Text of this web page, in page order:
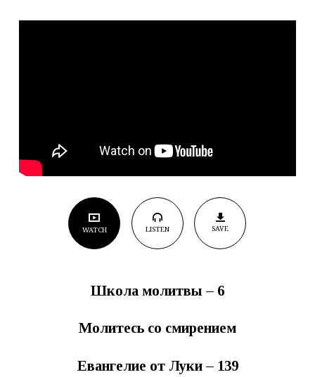
WATCH LISTEN SAVE
Школа молитвы – 6
Молитесь со смирением
Евангелие от Луки – 139